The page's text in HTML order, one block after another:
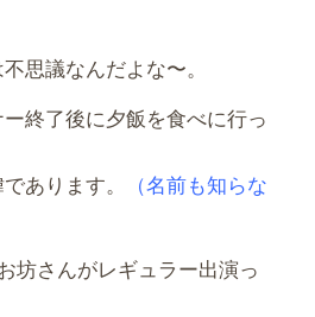
思議なんだよな〜。
終了後に夕飯を食べに行っ
あります。
（名前も知らな
坊さんがレギュラー出演っ